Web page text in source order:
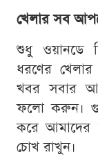
খেলার সব
শুধু ওয়ানডে
ধরণের
খবর সবার
ফলো করুন।
করে আমাদের
চোখ রাখুন।